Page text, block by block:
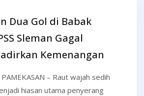
Dua Gol di Babak
Sleman Gagal
Kemenangan
PAMEKASAN – Raut wajah sedih
hiasan utama penyerang